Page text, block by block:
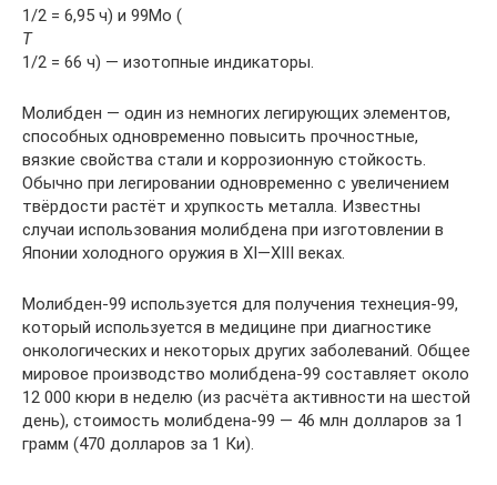
1/2 = 6,95 ч) и 99Mo (
T
1/2 = 66 ч) — изотопные индикаторы.
Молибден — один из немногих легирующих элементов,
способных одновременно повысить прочностные,
вязкие свойства стали и коррозионную стойкость.
Обычно при легировании одновременно с увеличением
твёрдости растёт и хрупкость металла. Известны
случаи использования молибдена при изготовлении в
Японии холодного оружия в XI—XIII веках.
Молибден-99 используется для получения технеция-99,
который используется в медицине при диагностике
онкологических и некоторых других заболеваний. Общее
мировое производство молибдена-99 составляет около
12 000 кюри в неделю (из расчёта активности на шестой
день), стоимость молибдена-99 — 46 млн долларов за 1
грамм (470 долларов за 1 Ки).